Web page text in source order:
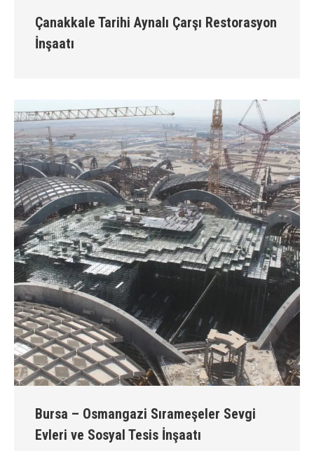
Çanakkale Tarihi Aynalı Çarşı Restorasyon
İnşaatı
Bursa – Osmangazi Sırameşeler Sevgi
Evleri ve Sosyal Tesis İnşaatı